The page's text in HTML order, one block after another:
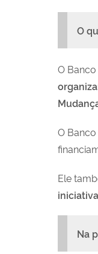
O
O
O Banco
Ele
Na